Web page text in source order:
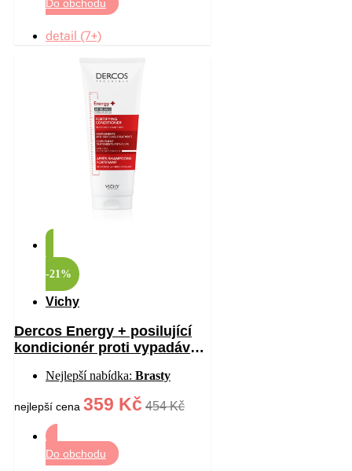
Do obchodu
detail (7+)
-21%
Vichy
Dercos Energy + posilující
kondicionér proti vypadávání
Nejlepší nabídka: Brasty
nejlepší cena 359 Kč 454 Kč
Do obchodu